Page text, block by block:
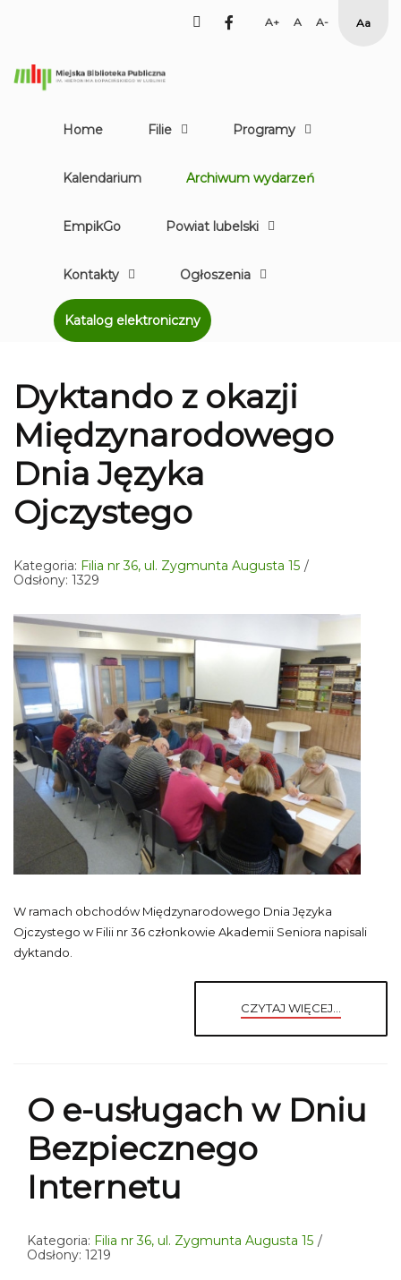
facebook
Set Set
Smaller
High
Home Filie Programy
Kalendarium Archiwum wydarzeń
EmpikGo Powiat lubelski
Kontakty Ogłoszenia
Katalog elektroniczny
Dyktando z okazji
Międzynarodowego
Dnia Języka
Ojczystego
Kategoria: Filia nr 36, ul. Zygmunta Augusta 15
Odsłony: 1329
W ramach obchodów Międzynarodowego Dnia Języka
Ojczystego w Filii nr 36 członkowie Akademii Seniora napisali
dyktando.
CZYTAJ WIĘCEJ...
O e-usługach w Dniu
Bezpiecznego
Internetu
Kategoria: Filia nr 36, ul. Zygmunta Augusta 15
Odsłony: 1219